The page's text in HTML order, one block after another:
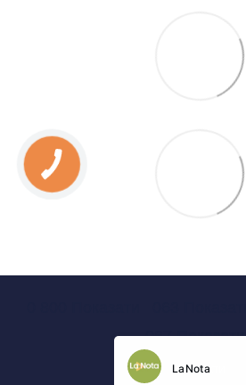
067 Показати
Контакти